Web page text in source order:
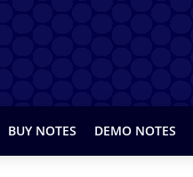
BUY NOTES DEMO NOTES